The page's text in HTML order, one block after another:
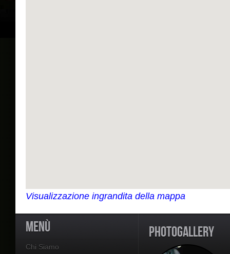
Visualizzazione ingrandita della mappa
MENÙ
Chi Siamo
PHOTOGALLERY